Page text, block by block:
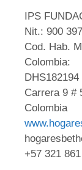
IPS
Nit.: 900
Cod. Hab.
Colombia:
Carrera 9 #
Colombia
+57 321